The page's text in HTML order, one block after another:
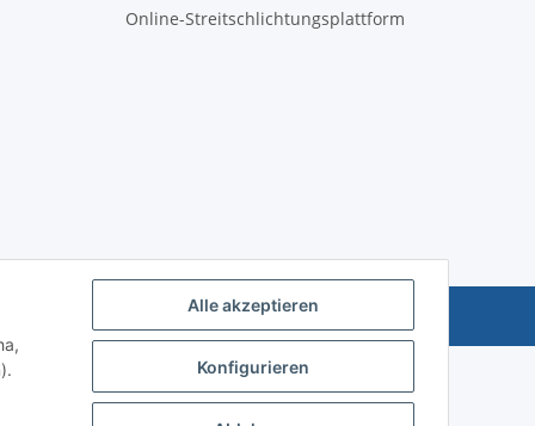
Alle akzeptieren
Konfigurieren
Online-Streitschlichtungsplattform
Powered by